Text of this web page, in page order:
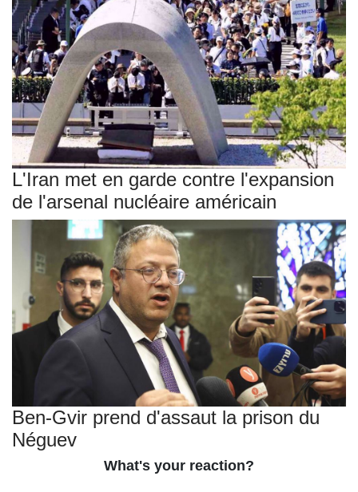
L'Iran met en garde contre l'expansion
de l'arsenal nucléaire américain
Ben-Gvir prend d'assaut la prison du
Néguev